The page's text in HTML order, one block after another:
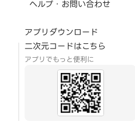
ヘルプ・お問い合わせ
アプリダウンロード
二次元コードはこちら
アプリでもっと便利に